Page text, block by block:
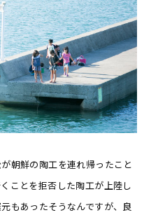
朝鮮の陶工を連れ帰ったこと
ことを拒否した陶工が上陸し
もあったそうなんですが、良